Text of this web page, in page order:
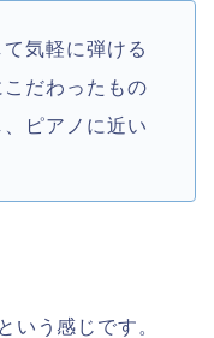
気軽に弾ける
だわったもの
ピアノに近い
いう感じです。